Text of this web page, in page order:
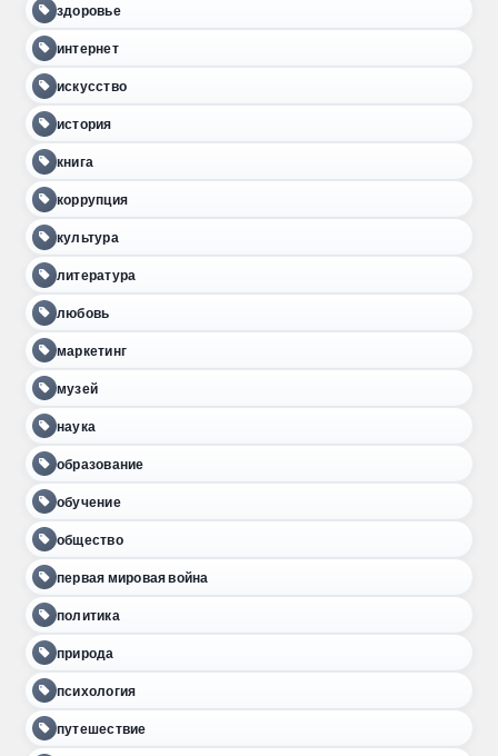
здоровье
интернет
искусство
история
книга
коррупция
культура
литература
любовь
маркетинг
музей
наука
образование
обучение
общество
первая мировая война
политика
природа
психология
путешествие